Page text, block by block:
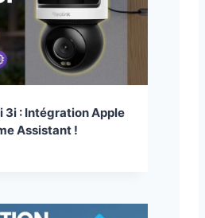
3i : Intégration Apple
Assistant !